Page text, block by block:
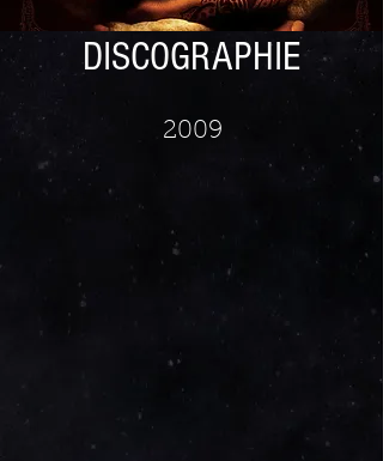
DISCOGRAPHIE
2009